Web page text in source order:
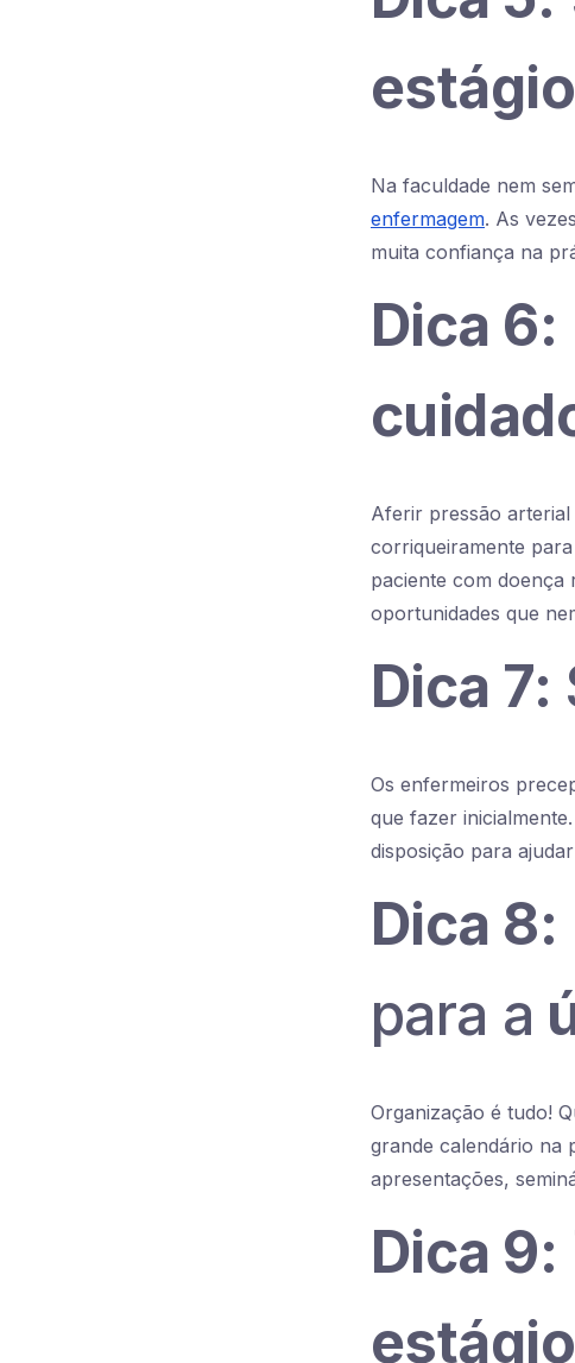
Na faculdade nem
enfermagem. As
muita confiança na
Dica 6:
Aferir pressão
corriqueiramente
paciente com doença
oportunidades que
Dica 7:
Os enfermeiros
que fazer
disposição para
Dica 8:
para a
Organização é tudo!
grande calendário na
apresentações,
Dica 9:
estágio